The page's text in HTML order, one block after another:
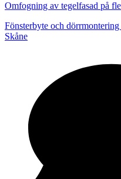
Omfogning av tegelfasad på
Fönsterbyte och
Skåne